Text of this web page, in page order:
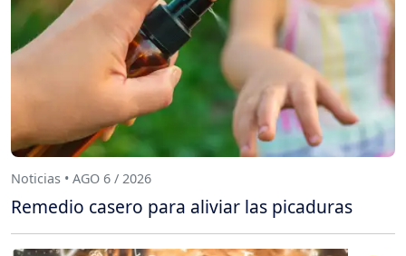
Noticias • AGO 6 / 2026
Remedio casero para aliviar las picaduras